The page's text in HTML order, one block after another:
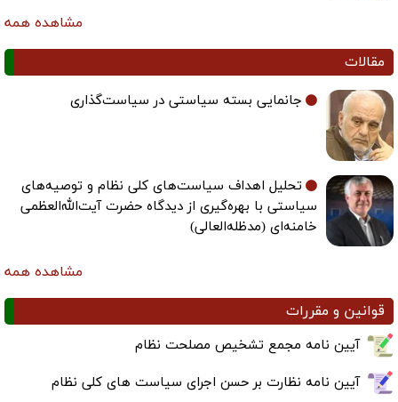
مشاهده همه
مقالات
جانمایی بسته سیاستی در سیاست‌گذاری
تحلیل اهداف سیاست‌های کلی نظام و توصیه‌های
سیاستی با بهره‌گیری از دیدگاه حضرت آیت‌الله‌العظمی
خامنه‌ای (مدظله‌العالی)
مشاهده همه
قوانین و مقررات
آیین نامه مجمع تشخیص مصلحت نظام
آیین نامه نظارت بر حسن اجرای سیاست های کلی نظام